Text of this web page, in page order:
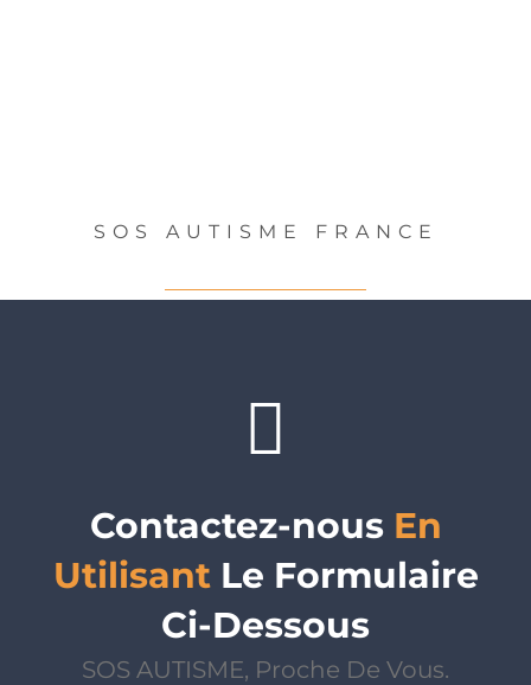
SOS AUTISME FRANCE
Contactez-nous En
UtilisantLe Formulaire
Ci-Dessous
SOS AUTISME, Proche De Vous.